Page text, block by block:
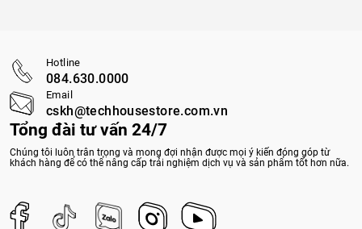
Tổng đài tư vấn 24/7
Chúng tôi luôn trân trọng và mong đợi nhận được mọi ý kiến đóng góp từ
khách hàng để có thể nâng cấp trải nghiệm dịch vụ và sản phẩm tốt hơn nữa.
Hotline
084.630.0000
Email
cskh@techhousestore.com.vn